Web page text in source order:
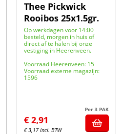
Thee Pickwick
Rooibos 25x1.5gr.
Op werkdagen voor 14:00
besteld, morgen in huis of
direct af te halen bij onze
vestiging in Heerenveen.
Voorraad Heerenveen: 15
Voorraad externe magazijn:
1596
Per 3 PAK
€ 2,91
€3,17 Incl. BTW